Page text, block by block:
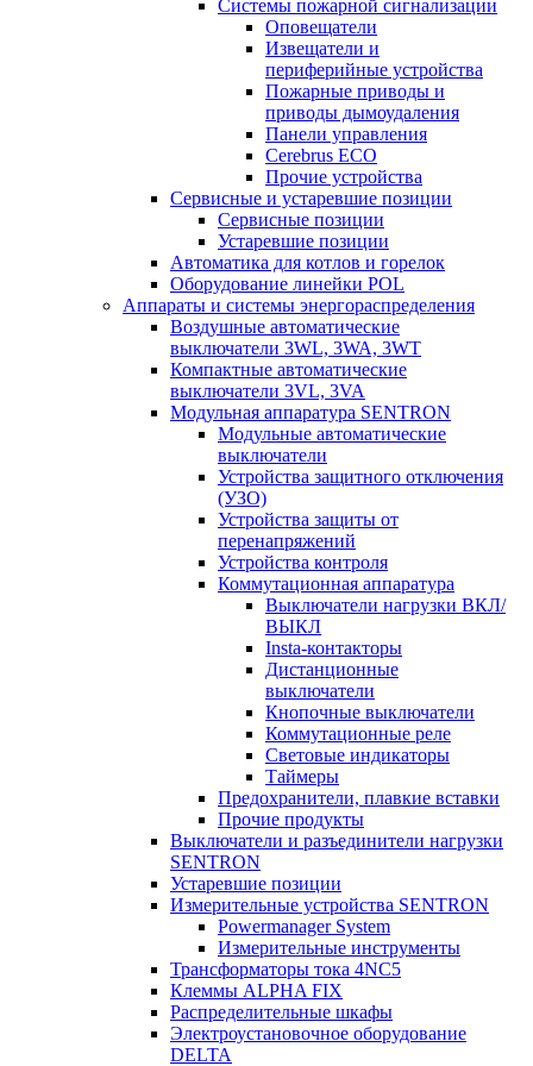
Системы пожарной сигнализации
Оповещатели
Извещатели и
периферийные устройства
Пожарные приводы и
приводы дымоудаления
Панели управления
Cerebrus ECO
Прочие устройства
Сервисные и устаревшие позиции
Сервисные позиции
Устаревшие позиции
Автоматика для котлов и горелок
Оборудование линейки POL
Аппараты и системы энергораспределения
Воздушные автоматические
выключатели 3WL, 3WA, 3WT
Компактные автоматические
выключатели 3VL, 3VA
Модульная аппаратура SENTRON
Модульные автоматические
выключатели
Устройства защитного отключения
(УЗО)
Устройства защиты от
перенапряжений
Устройства контроля
Коммутационная аппаратура
Выключатели нагрузки ВКЛ/
ВЫКЛ
Insta-контакторы
Дистанционные
выключатели
Кнопочные выключатели
Коммутационные реле
Световые индикаторы
Таймеры
Предохранители, плавкие вставки
Прочие продукты
Выключатели и разъединители нагрузки
SENTRON
Устаревшие позиции
Измерительные устройства SENTRON
Powermanager System
Измерительные инструменты
Трансформаторы тока 4NC5
Клеммы ALPHA FIX
Распределительные шкафы
Электроустановочное оборудование
DELTA